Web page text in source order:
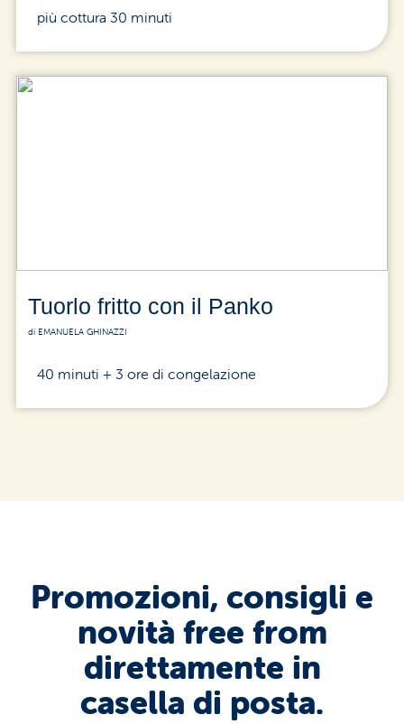
più cottura 30 minuti
Tuorlo fritto con il Panko
di EMANUELA GHINAZZI
40 minuti + 3 ore di congelazione
Promozioni, consigli e
novità free from
direttamente in
casella di posta.